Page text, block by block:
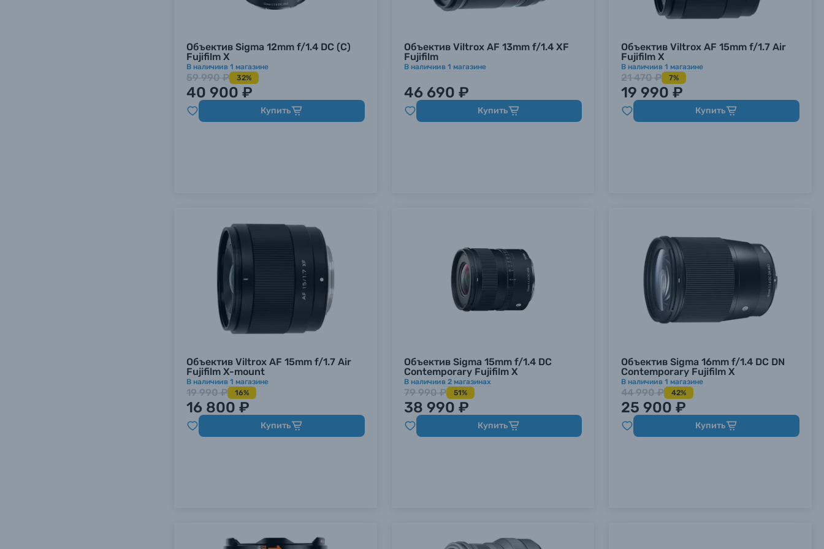
Объектив Sigma 12mm f/1.4 DC (C)
Fujifilm X
В наличиив 1 магазине
59 990 ₽ 32%
40 900 ₽
Купить
Объектив Viltrox AF 13mm f/1.4 XF
Fujifilm
В наличиив 1 магазине
46 690 ₽
Купить
Объектив Viltrox AF 15mm f/1.7 Air
Fujifilm X
В наличиив1 магазине
21 470 ₽ 7%
19 990 ₽
Купить
Объектив Viltrox AF 15mm f/1.7 Air
Fujifilm X-mount
В наличиив 1 магазине
19 990 ₽ 16%
16 800 ₽
Купить
Объектив Sigma 15mm f/1.4 DC
Contemporary Fujifilm X
В наличиив 2магазинах
79 990 ₽ 51%
38 990 ₽
Купить
Объектив Sigma 16mm f/1.4 DC DN
Contemporary Fujifilm X
В наличиив1 магазине
44 990 ₽ 42%
25 900 ₽
Купить